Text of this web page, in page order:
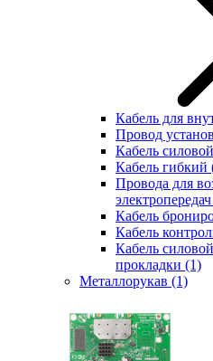
Кабель для
Провод
Кабель силовой
Кабель гибкий
Провода для
электропередач
Кабель
Кабель
Кабель
прокладки (1)
Металлорукав (1)